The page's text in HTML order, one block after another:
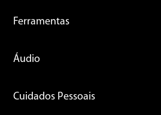
Ferramentas
Áudio
Cuidados Pessoais